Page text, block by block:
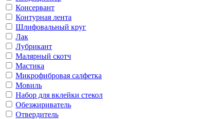
Консервант
Контурная лента
Шлифовальный круг
Лак
Лубрикант
Малярный скотч
Мастика
Микрофибровая салфетка
Мовиль
Набор для вклейки стекол
Обезжириватель
Отвердитель